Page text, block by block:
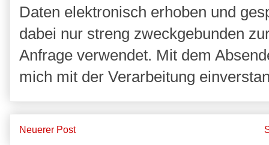
Daten elektronisch erhoben und
dabei nur streng zweckgebunden
Anfrage verwendet. Mit dem
mich mit der Verarbeitung
Neuerer Post